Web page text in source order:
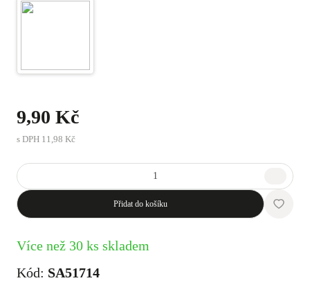
9,90 Kč
s DPH 11,98 Kč
Přidat do košíku
Více než 30 ks skladem
Kód: SA51714